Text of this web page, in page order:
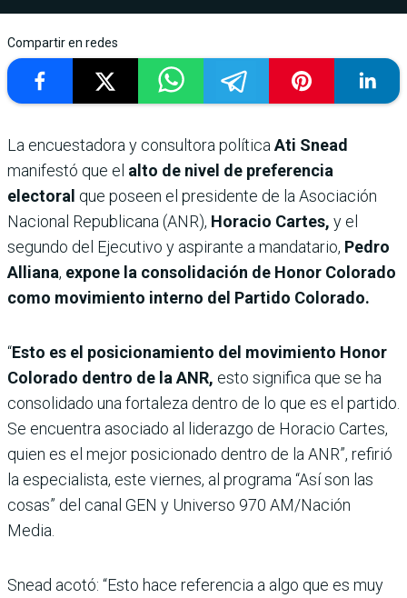
Compartir en redes
La encuestadora y consultora política Ati Snead
manifestó que el alto de nivel de preferencia
electoral que poseen el presidente de la Asociación
Nacional Republicana (ANR), Horacio Cartes, y el
segundo del Ejecutivo y aspirante a mandatario, Pedro
Alliana, expone la consolidación de Honor Colorado
como movimiento interno del Partido Colorado.
“Esto es el posicionamiento del movimiento Honor
Colorado dentro de la ANR, esto significa que se ha
consolidado una fortaleza dentro de lo que es el partido.
Se encuentra asociado al liderazgo de Horacio Cartes,
quien es el mejor posicionado dentro de la ANR”, refirió
la especialista, este viernes, al programa “Así son las
cosas” del canal GEN y Universo 970 AM/Nación
Media.
Snead acotó: “Esto hace referencia a algo que es muy